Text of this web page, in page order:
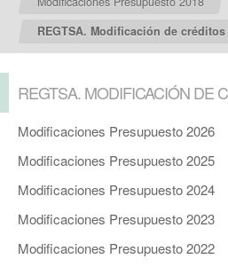
REGTSA. Modificación de créditos
REGTSA. MODIFICACIÓN DE
Modificaciones Presupuesto 2026
Modificaciones Presupuesto 2025
Modificaciones Presupuesto 2024
Modificaciones Presupuesto 2023
Modificaciones Presupuesto 2022